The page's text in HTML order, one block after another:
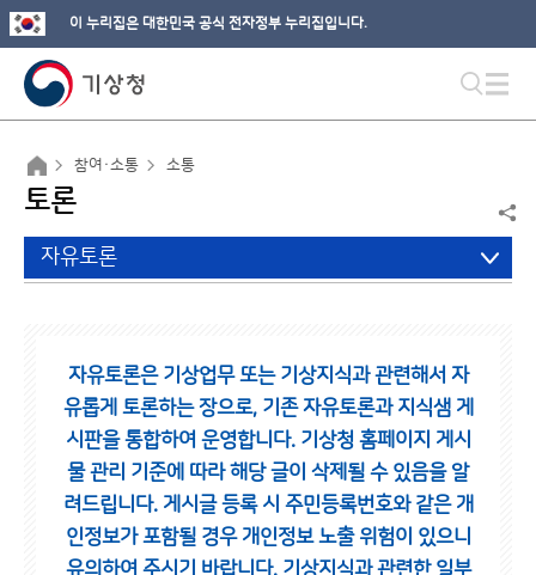
이 누리집은 대한민국 공식 전자정부 누리집입니다.
참여·소통 소통
토론
자유토론
자유토론은 기상업무 또는 기상지식과 관련해서 자
유롭게 토론하는 장으로, 기존 자유토론과 지식샘 게
시판을 통합하여 운영합니다. 기상청 홈페이지 게시
물 관리 기준에 따라 해당 글이 삭제될 수 있음을 알
려드립니다. 게시글 등록 시 주민등록번호와 같은 개
인정보가 포함될 경우 개인정보 노출 위험이 있으니
유의하여 주시기 바랍니다. 기상지식과 관련한 일부